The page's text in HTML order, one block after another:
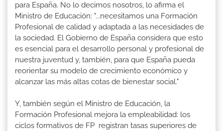
para España. No lo decimos nosotros, lo afirma el
Ministro de Educación: "...necesitamos una Formación
Profesional de calidad y adaptada a las necesidades de
la sociedad. El Gobierno de España considera que esto
es esencial para el desarrollo personal y profesional de
nuestra juventud y, también, para que España pueda
reorientar su modelo de crecimiento económico y
alcanzar las más altas cotas de bienestar social."
Y, también según el Ministro de Educación, la
Formación Profesional mejora la empleabilidad: los
ciclos formativos de FP registran tasas superiores de